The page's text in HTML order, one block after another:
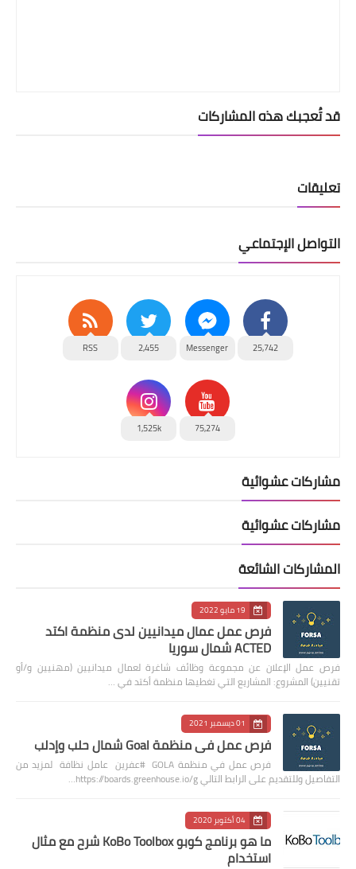
قد تُعجبك هذه المشاركات
تعليقات
التواصل الإجتماعي
25,742
Messenger
2,455
RSS
75,274
1,525k
مشاركات عشوائية
مشاركات عشوائية
المشاركات الشائعة
19 مايو 2022
فرص عمل عمال ميدانيين لدى منظمة اكتد
ACTED شمال سوريا
فرص عمل الإعلان عن مجموعة وظائف شاغرة لعمال ميدانيين (مهنيين و/أو
تقنيين) المشروع: المشاريع التي تغطيها منظمة أكتد في …
01 ديسمبر 2021
فرص عمل في منظمة Goal شمال حلب وإدلب
فرص عمل في منظمة GOLA #عفرين عامل نظافة لمزيد من
التفاصيل وللتقديم على الرابط التالي https://boards.greenhouse.io/g…
04 أكتوبر 2020
ما هو برنامج كوبو KoBo Toolbox شرح مع مثال
استخدام